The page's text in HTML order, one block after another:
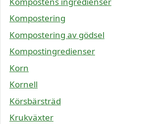
Kompostering
Kompostering av gödsel
Kompostingredienser
Korn
Kornell
Körsbärsträd
Krukväxter